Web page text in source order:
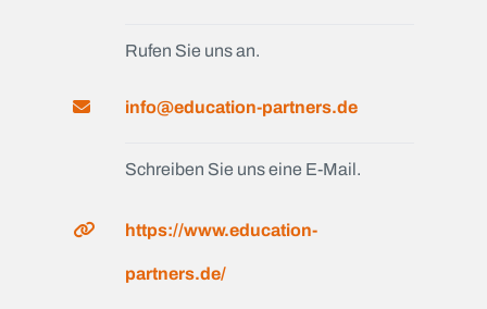
Rufen Sie uns an.
info@education-partners.de
Schreiben Sie uns eine E-Mail.
https://www.education-
partners.de/